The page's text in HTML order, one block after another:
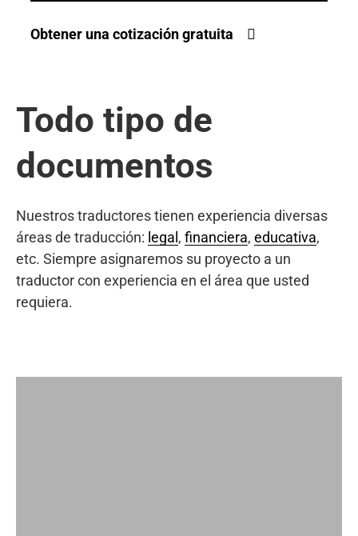
Obtener una cotización gratuita
Todo tipo de
documentos
Nuestros traductores tienen experiencia diversas
áreas de traducción: legal , financiera, educativa,
etc. Siempre asignaremos su proyecto a un
traductor con experiencia en el área que usted
requiera.